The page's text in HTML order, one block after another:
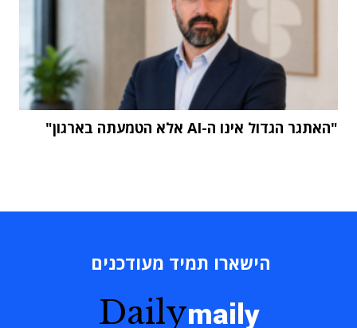
"האתגר הגדול אינו ה-AI אלא הטמעתה בארגון"
הישארו תמיד מעודכנים
Dailymaily